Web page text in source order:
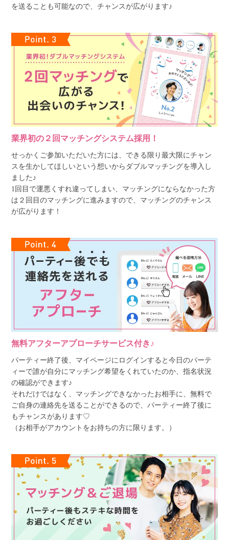
を送ることも可能なので、チャンスが広がります♪
業界初の２回マッチングシステム採用！
せっかくご参加いただいた方には、できる限り最大限にチャン
スを生かしてほしいという想いからダブルマッチングを導入し
ました♪
1回目で運悪くすれ違ってしまい、マッチングにならなかった方
は２回目のマッチングに進みますので、マッチングのチャンス
が広がります！
無料アフターアプローチサービス付き♪
パーティー終了後、マイページにログインすると今日のパーテ
ィーで誰が自分にマッチング希望をくれていたのか、指名状況
の確認ができます♪
それだけではなく、マッチングできなかったお相手に、無料で
ご自身の連絡先を送ることができるので、パーティー終了後に
もチャンスがあります♡
（お相手がアカウントをお持ちの方に限ります。）